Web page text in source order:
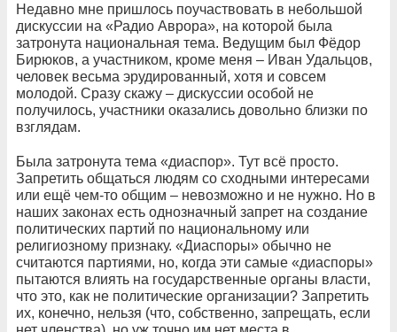
Недавно мне пришлось поучаствовать в небольшой
дискуссии на «Радио Аврора», на которой была
затронута национальная тема. Ведущим был Фёдор
Бирюков, а участником, кроме меня – Иван Удальцов,
человек весьма эрудированный, хотя и совсем
молодой. Сразу скажу – дискуссии особой не
получилось, участники оказались довольно близки по
взглядам.
Была затронута тема «диаспор». Тут всё просто.
Запретить общаться людям со сходными интересами
или ещё чем-то общим – невозможно и не нужно. Но в
наших законах есть однозначный запрет на создание
политических партий по национальному или
религиозному признаку. «Диаспоры» обычно не
считаются партиями, но, когда эти самые «диаспоры»
пытаются влиять на государственные органы власти,
что это, как не политические организации? Запретить
их, конечно, нельзя (что, собственно, запрещать, если